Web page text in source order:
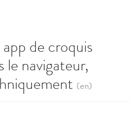
de croquis
le navigateur,
(en)